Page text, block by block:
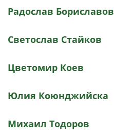
Радослав Бориславов
Светослав Стайков
Цветомир Коев
Юлия Коюнджийска
Михаил Тодоров